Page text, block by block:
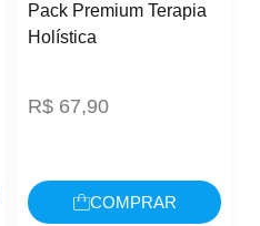
Pack Premium Terapia
Holística
R$ 67,90
COMPRAR